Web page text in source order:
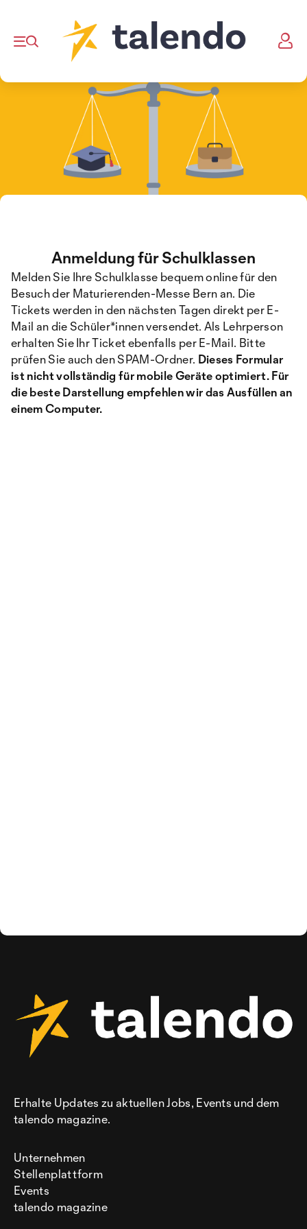
Anmeldung für Schulklassen
Melden Sie Ihre Schulklasse bequem online für den
Besuch der Maturierenden-Messe Bern an. Die
Tickets werden in den nächsten Tagen direkt per E-
Mail an die Schüler*innen versendet. Als Lehrperson
erhalten Sie Ihr Ticket ebenfalls per E-Mail. Bitte
prüfen Sie auch den SPAM-Ordner. Dieses Formular
ist nicht vollständig für mobile Geräte optimiert. Für
die beste Darstellung empfehlen wir das Ausfüllen an
einem Computer.
Erhalte Updates zu aktuellen Jobs, Events und dem
talendo magazine.
Unternehmen
Stellenplattform
Events
talendo magazine